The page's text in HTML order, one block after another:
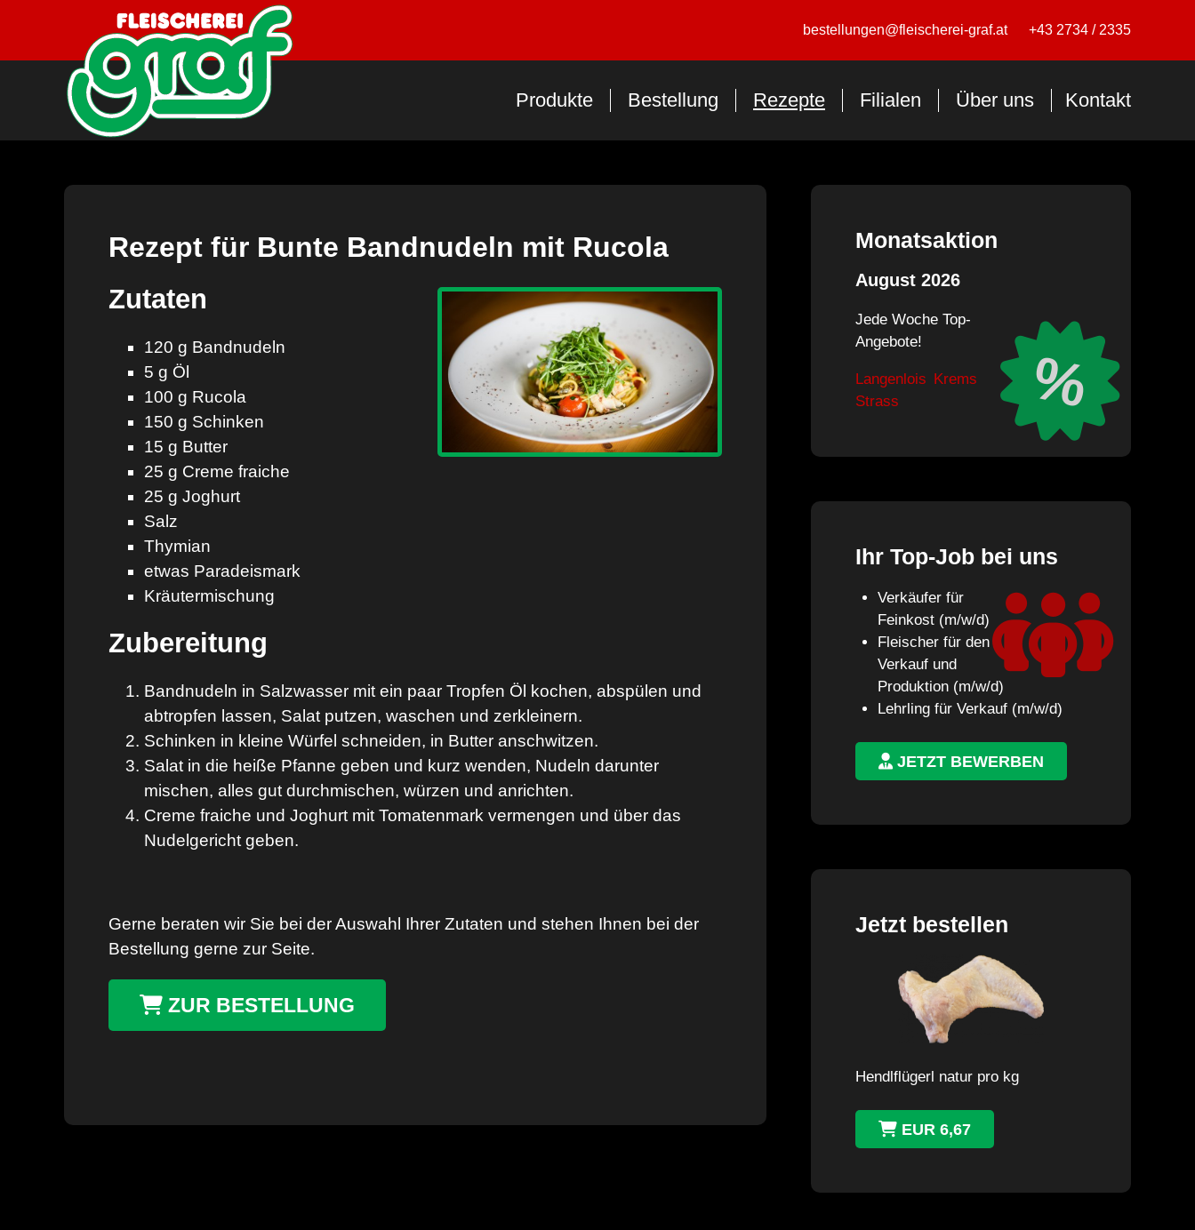
bestellungen@fleischerei-graf.at +43 2734 / 2335
Produkte Bestellung Rezepte Filialen Über uns Kontakt
Rezept für Bunte Bandnudeln mit Rucola
Zutaten
120 g Bandnudeln
5 g Öl
100 g Rucola
150 g Schinken
15 g Butter
25 g Creme fraiche
25 g Joghurt
Salz
Thymian
etwas Paradeismark
Kräutermischung
Zubereitung
Bandnudeln in Salzwasser mit ein paar Tropfen Öl kochen, abspülen und
abtropfen lassen, Salat putzen, waschen und zerkleinern.
Schinken in kleine Würfel schneiden, in Butter anschwitzen.
Salat in die heiße Pfanne geben und kurz wenden, Nudeln darunter
mischen, alles gut durchmischen, würzen und anrichten.
Creme fraiche und Joghurt mit Tomatenmark vermengen und über das
Nudelgericht geben.
Gerne beraten wir Sie bei der Auswahl Ihrer Zutaten und stehen Ihnen bei der
Bestellung gerne zur Seite.
ZUR BESTELLUNG
%
Monatsaktion
August 2026
Jede Woche Top-
Angebote!
Langenlois Krems
Strass
Ihr Top-Job bei uns
Verkäufer für
Feinkost (m/w/d)
Fleischer für den
Verkauf und
Produktion (m/w/d)
Lehrling für Verkauf (m/w/d)
JETZT BEWERBEN
Jetzt bestellen
Hendlflügerl natur pro kg
EUR 6,67